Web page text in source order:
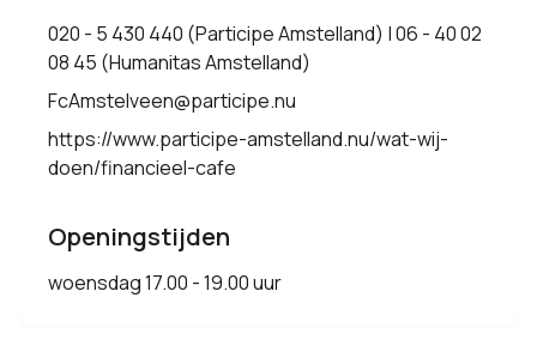
020 - 5 430 440 (Participe Amstelland) | 06 - 40 02
08 45 (Humanitas Amstelland)
FcAmstelveen@participe.nu
https://www.participe-amstelland.nu/wat-wij-
doen/financieel-cafe
Openingstijden
woensdag 17.00 - 19.00 uur